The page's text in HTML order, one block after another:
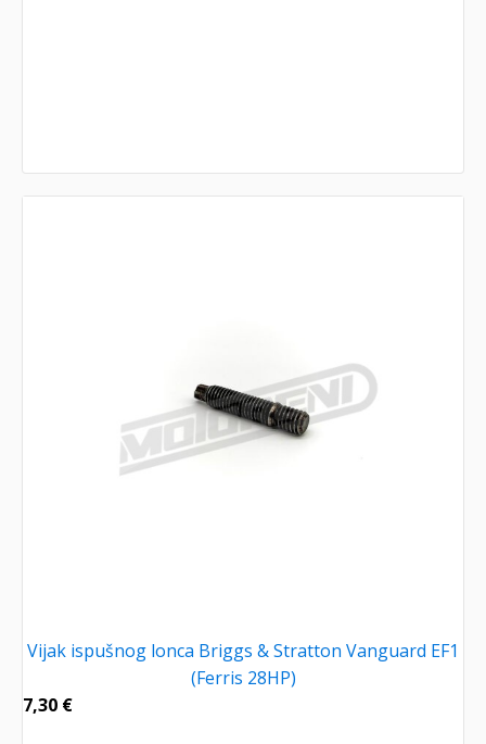
Vijak ispušnog lonca Briggs & Stratton Vanguard EF1
(Ferris 28HP)
7,30 €